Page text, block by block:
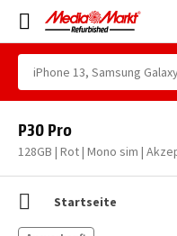
P30 Pro
Startseite